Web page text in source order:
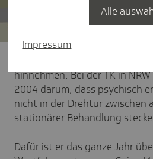
hinnehmen. Bei der TK in
2004 darum, dass psychisch
nicht in der Drehtür zwischen
stationärer Behandlung
Dafür ist er das ganze Jahr
Impressum
Alle